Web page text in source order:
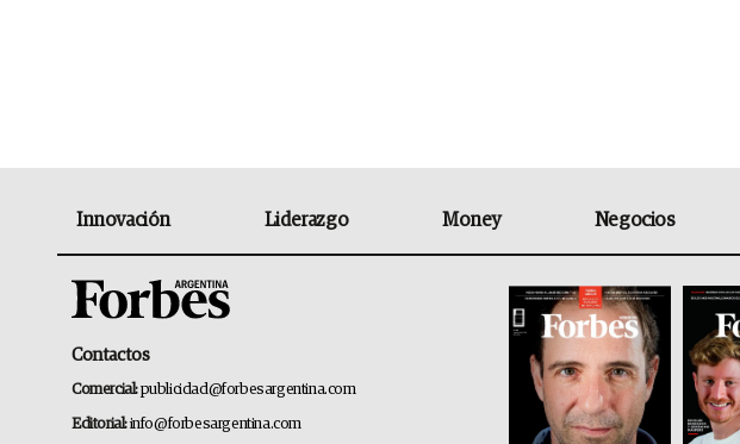
Innovación Liderazgo Money Negocios
Contactos
Comercial:publicidad@forbesargentina.com
Editorial:info@forbesargentina.com